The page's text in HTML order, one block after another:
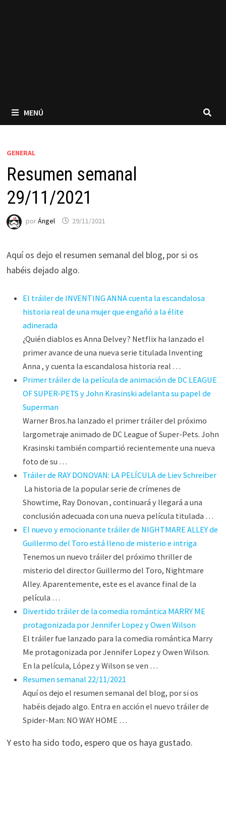
MENÚ
GENERAL
Resumen semanal
29/11/2021
porÁngel 29/11/2021
Aquí os dejo el resumen semanal del blog, por si os
habéis dejado algo.
El tráiler de INVENTING ANNA cuenta la escandalosa
historia real de una mujer que engañó a la élite
adinerada
¿Quién diablos es Anna Delvey? Netflix ha lanzado el
primer avance de una nueva serie titulada Inventing
Anna , y cuenta la escandalosa historia real …
Primer tráiler de la película de animación de DC LEAGUE
OF SUPER-PETS y John Krasinski adelanta su papel de
Superman
Warner Bros.ha lanzado el primer tráiler del próximo
largometraje animado de DC League of Super-Pets. John
Krasinski también compartió recientemente una nueva
foto de su …
Tráiler de RAY DONOVAN: LA PELÍCULA de Liev Schreiber
La historia de la popular serie de crímenes de
Showtime, Ray Donovan , continuará y llegará a una
conclusión adecuada con una nueva película titulada …
El nuevo y emocionante tráiler de NIGHTMARE ALLEY de
Guillermo del Toro está lleno de misterio e intriga
Tenemos un nuevo tráiler del próximo thriller de
misterio del director Guillermo del Toro, Nightmare
Alley. Aparentemente, este es el avance final de la
película …
Divertido tráiler de la comedia romántica MARRY ME
protagonizada por Jennifer Lopez y Owen Wilson
El tráiler fue lanzado para la comedia romántica Marry
Me protagonizada por Jennifer Lopez y Owen Wilson.
En la película, López y Wilson se ven …
Resumen semanal 22/11/2021
Aquí os dejo el resumen semanal del blog, por si os
habéis dejado algo. Entra en acción el nuevo tráiler de
Spider-Man: NO WAY HOME …
Y esto ha sido todo, espero que os haya gustado.